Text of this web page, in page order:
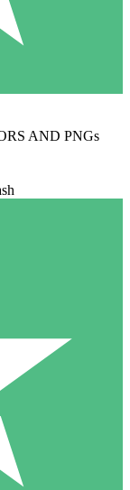
AND PNGs